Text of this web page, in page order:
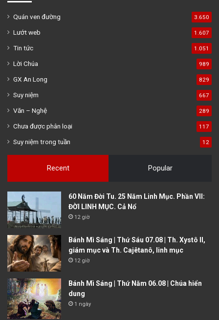
Quán ven đường 3.650
Lướt web 1.607
Tin tức 1.051
Lời Chúa 989
GX An Long 829
Suy niệm 667
Văn – Nghệ 289
Chưa được phân loại 117
Suy niệm trong tuần 12
Recent Popular
60 Năm Đời Tu. 25 Năm Linh Mục. Phần VII:
ĐỜI LINH MỤC. Cả Nổ
12 giờ
Bánh Mì Sáng | Thứ Sáu 07.08 | Th. Xystô II,
giám mục và Th. Cajêtanô, linh mục
12 giờ
Bánh Mì Sáng | Thứ Năm 06.08 | Chúa hiển
dung
1 ngày